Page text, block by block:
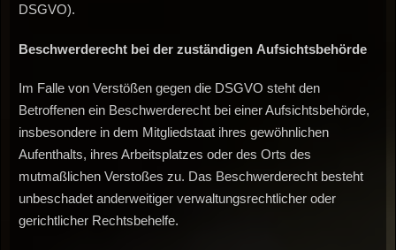
DSGVO).
Beschwerderecht bei der zuständigen Aufsichtsbehörde
Im Falle von Verstößen gegen die DSGVO steht den
Betroffenen ein Beschwerderecht bei einer Aufsichtsbehörde,
insbesondere in dem Mitgliedstaat ihres gewöhnlichen
Aufenthalts, ihres Arbeitsplatzes oder des Orts des
mutmaßlichen Verstoßes zu. Das Beschwerderecht besteht
unbeschadet anderweitiger verwaltungsrechtlicher oder
gerichtlicher Rechtsbehelfe.